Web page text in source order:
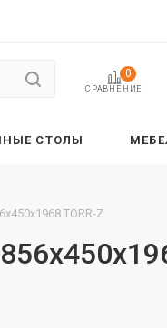
СРАВНЕНИЕ
0
СТОЛЫ
TORR-Z